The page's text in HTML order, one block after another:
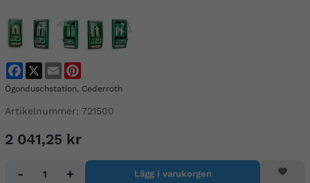
FacebookEmail
Ögonduschstation, Cederroth
Artikelnummer: 721500
2 041,25 kr
- + Lägg i varukorgen